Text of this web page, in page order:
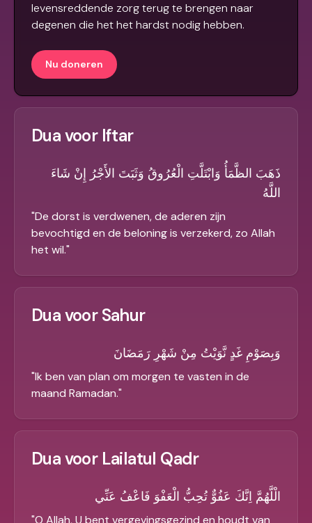
levensreddende zorg terug te brengen naar
degenen die het het hardst nodig hebben.
Nu doneren
Dua voor Iftar
ذَهَبَ الظَّمَأُ وَابْتَلَّتِ الْعُرُوقُ وَثَبَتَ الأَجْرُ إِنْ شَاءَ
اللَّهُ
"De dorst is verdwenen, de aderen zijn
bevochtigd en de beloning is verzekerd, zo Allah
het wil."
Dua voor Sahur
وَبِصَوْمِ غَدٍ نَّوَيْتُ مِنْ شَهْرِ رَمَضَانَ
"Ik ben van plan om morgen te vasten in de
maand Ramadan."
Dua voor Lailatul Qadr
الْلَّهُمَّ اِنَّكَ عَفُوٌّ تُحِبُّ الْعَفْوَ فَاعْفُ عَنِّي
"O Allah, U bent vergevingsgezind en houdt van